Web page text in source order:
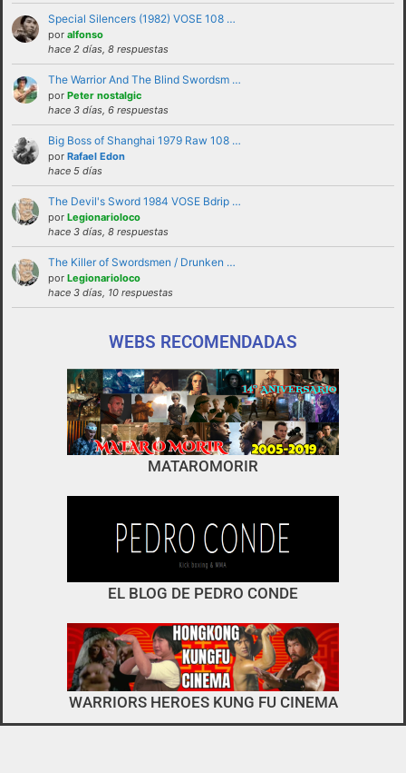
No revelar ni hacer público en el foro la
identidad o datos personales de ningún
participante sin su consentimiento, como por
ejemplo direcciones de email, ip’s externas,
etc
No enviar a los foros mensajes repetitivos
En el Lenguaje web, escribir con letras
mayusculas equivale a gritar, si no es esa su
intención sugerimos que lo evite.
Cualquier usuario que altere el buen
funcionamiento del foro mediante reiteradas
quejas, desprecio a los moderadores y/o a la
administración o las normas de uso del foro
no es el típico de «llegar,
descargar y pirarse».
interactuar e integrarse
Special Silencers (1982) VOSE 108 …
por alfonso
hace 2 días, 8 respuestas
The Warrior And The Blind Swordsm …
por Peter nostalgic
hace 3 días, 6 respuestas
Big Boss of Shanghai 1979 Raw 108 …
por Rafael Edon
hace 5 días
The Devil's Sword 1984 VOSE Bdrip …
por Legionarioloco
hace 3 días, 8 respuestas
The Killer of Swordsmen / Drunken …
por Legionarioloco
hace 3 días, 10 respuestas
WEBS RECOMENDADAS
MATAROMORIR
EL BLOG DE PEDRO CONDE
WARRIORS HEROES KUNG FU CINEMA